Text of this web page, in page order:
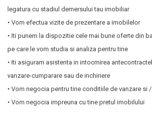
legatura cu stadiul demersului tau imobiliar
• Vom efectua vizite de prezentare a imobilelor
• Iti punem la dispozitie cele mai bune oferte din
pe care le vom studia si analiza pentru tine
• Iti asiguram asistenta in intocmirea
vanzare-cumparare sau de inchiriere
• Vom negocia pentru tine conditiile de vanzare si
• Vom negocia impreuna cu tine pretul imobilului